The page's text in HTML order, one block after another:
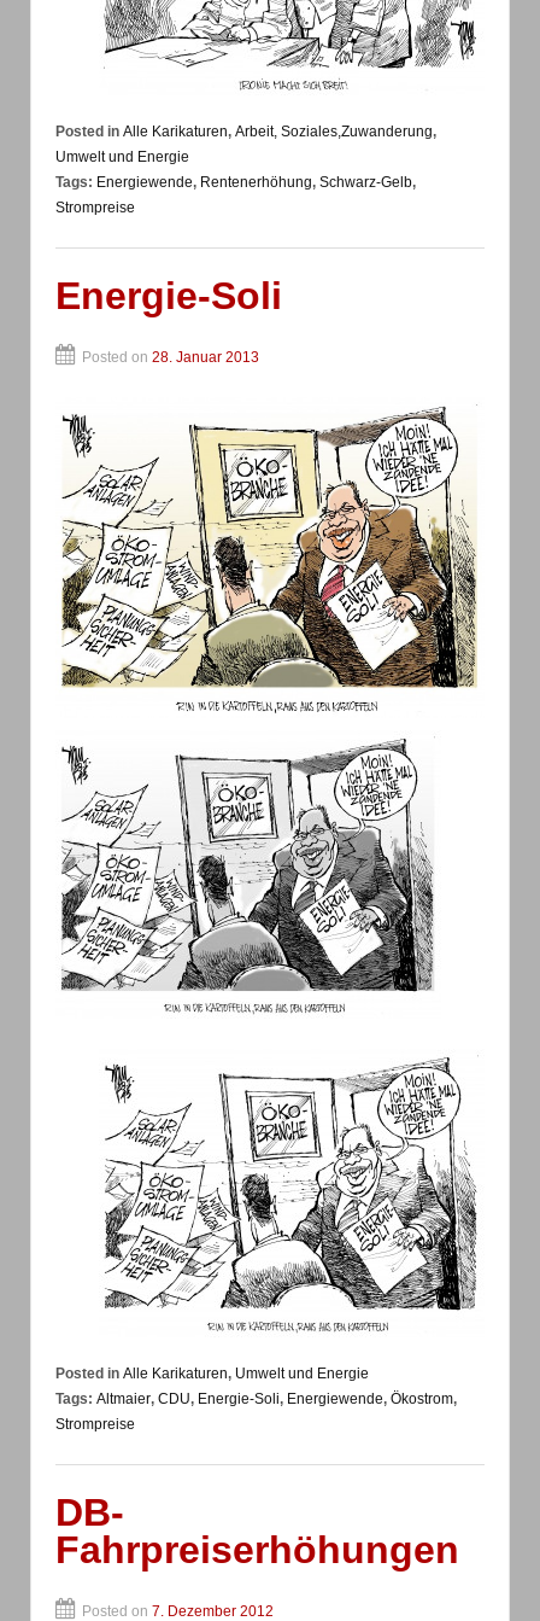
Posted in Alle Karikaturen, Arbeit, Soziales,Zuwanderung,
Umwelt und Energie
Tags: Energiewende, Rentenerhöhung, Schwarz-Gelb,
Strompreise
Energie-Soli
Posted on 28. Januar 2013
Posted in Alle Karikaturen, Umwelt und Energie
Tags: Altmaier, CDU, Energie-Soli, Energiewende, Ökostrom,
Strompreise
DB-
Fahrpreiserhöhungen
Posted on 7. Dezember 2012